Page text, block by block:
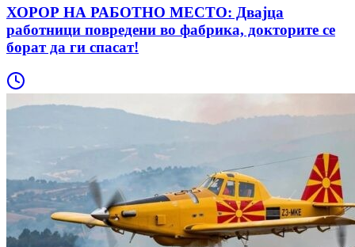
ХОРОР НА РАБОТНО МЕСТО: Двајца
работници повредени во фабрика, докторите се
борат да ги спасат!